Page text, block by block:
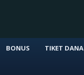
BONUS TIKET DANA